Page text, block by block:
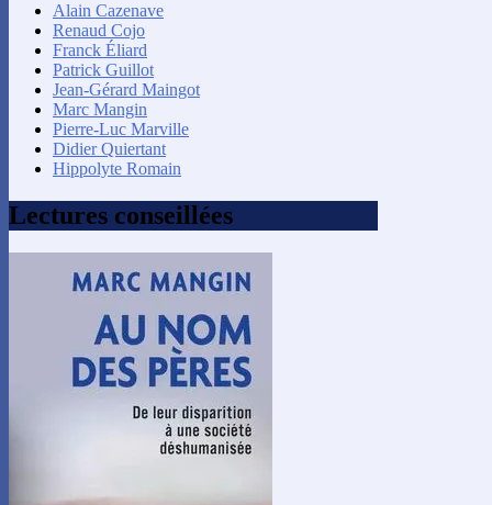
Alain Cazenave
Renaud Cojo
Franck Éliard
Patrick Guillot
Jean-Gérard Maingot
Marc Mangin
Pierre-Luc Marville
Didier Quiertant
Hippolyte Romain
Lectures conseillées